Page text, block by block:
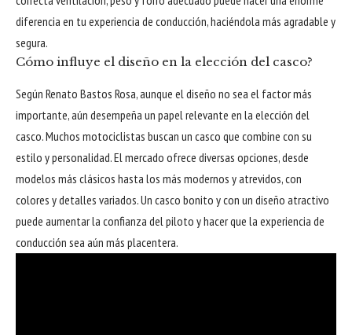
diferencia en tu experiencia de conducción, haciéndola más agradable y
segura.
Cómo influye el diseño en la elección del casco?
Según Renato Bastos Rosa, aunque el diseño no sea el factor más
importante, aún desempeña un papel relevante en la elección del
casco. Muchos motociclistas buscan un casco que combine con su
estilo y personalidad. El mercado ofrece diversas opciones, desde
modelos más clásicos hasta los más modernos y atrevidos, con
colores y detalles variados. Un casco bonito y con un diseño atractivo
puede aumentar la confianza del piloto y hacer que la experiencia de
conducción sea aún más placentera.